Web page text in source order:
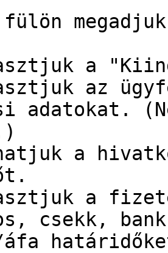
a
az
adatokat.
a
a
csekk,